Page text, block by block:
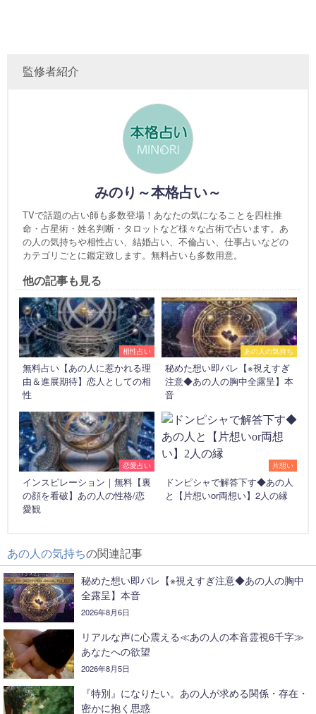
監修者紹介
みのり～本格占い～
TVで話題の占い師も多数登場！あなたの気になることを四柱推
命・占星術・姓名判断・タロットなど様々な占術で占います。あ
の人の気持ちや相性占い、結婚占い、不倫占い、仕事占いなどの
カテゴリごとに鑑定致します。無料占いも多数用意。
他の記事も見る
相性占い
無料占い【あの人に惹かれる理
由＆進展期待】恋人としての相
性
あの人の気持ち
秘めた想い即バレ【※視えすぎ
注意◆あの人の胸中全露呈】本
音
恋愛占い
インスピレーション｜無料【裏
の顔を看破】あの人の性格/恋
愛観
片想い
ドンピシャで解答下す◆あの人
と【片想いor両想い】2人の縁
あの人の気持ちの関連記事
秘めた想い即バレ【※視えすぎ注意◆あの人の胸中
全露呈】本音
2026年8月6日
リアルな声に心震える≪あの人の本音霊視6千字≫
あなたへの欲望
2026年8月5日
『特別』になりたい。あの人が求める関係・存在・
密かに抱く思惑